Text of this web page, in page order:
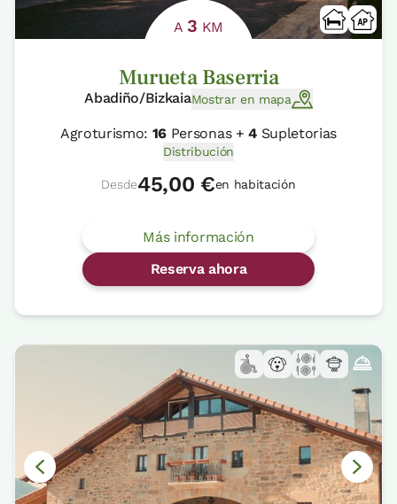
A 3 KM
Murueta Baserria
Abadiño/BizkaiaMostrar en mapa
Agroturismo: 16 Personas +4Supletorias
Distribución
Desde45,00 €en habitación
Más información
Reserva ahora